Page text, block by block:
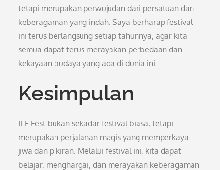
tetapi merupakan perwujudan dari persatuan dan
keberagaman yang indah. Saya berharap festival
ini terus berlangsung setiap tahunnya, agar kita
semua dapat terus merayakan perbedaan dan
kekayaan budaya yang ada di dunia ini.
Kesimpulan
IEF-Fest bukan sekadar festival biasa, tetapi
merupakan perjalanan magis yang memperkaya
jiwa dan pikiran. Melalui festival ini, kita dapat
belajar, menghargai, dan merayakan keberagaman